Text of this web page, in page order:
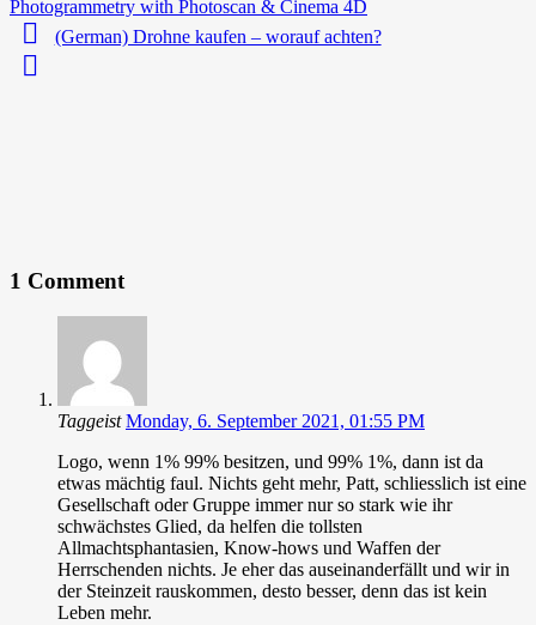
Photogrammetry with Photoscan & Cinema 4D
(German) Drohne kaufen – worauf achten?
1 Comment
Taggeist Monday, 6. September 2021, 01:55 PM
Logo, wenn 1% 99% besitzen, und 99% 1%, dann ist da
etwas mächtig faul. Nichts geht mehr, Patt, schliesslich ist eine
Gesellschaft oder Gruppe immer nur so stark wie ihr
schwächstes Glied, da helfen die tollsten
Allmachtsphantasien, Know-hows und Waffen der
Herrschenden nichts. Je eher das auseinanderfällt und wir in
der Steinzeit rauskommen, desto besser, denn das ist kein
Leben mehr.